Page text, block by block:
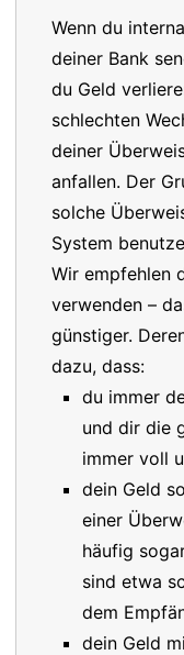
Wenn du
deiner Bank
du Geld
schlechten
deiner
anfallen. Der
solche
System
Wir empfehlen
verwenden –
günstiger.
dazu, dass:
du immer
und dir die
immer voll
dein Geld
einer
häufig
sind etwa
dem
dein Geld